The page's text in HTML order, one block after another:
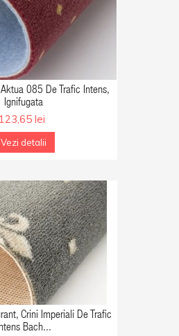
085 De Trafic Intens,
Ignifugata
123,65 lei
Vezi detalii
Crini Imperiali De Trafic
Bach...